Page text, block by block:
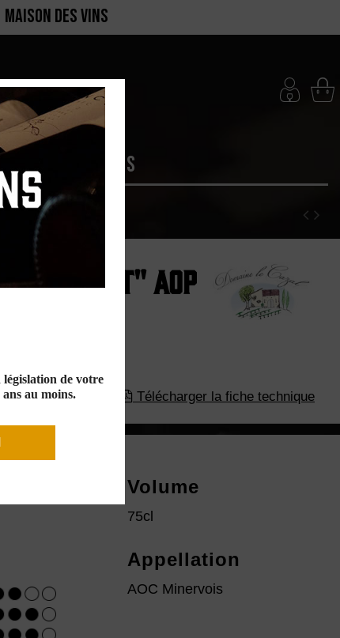
législation de votre
ans au moins.
MAISON DES VINS
PRODUCTEURS
de Zarat" AOP
Télécharger la fiche technique
Volume
75cl
Appellation
AOC Minervois